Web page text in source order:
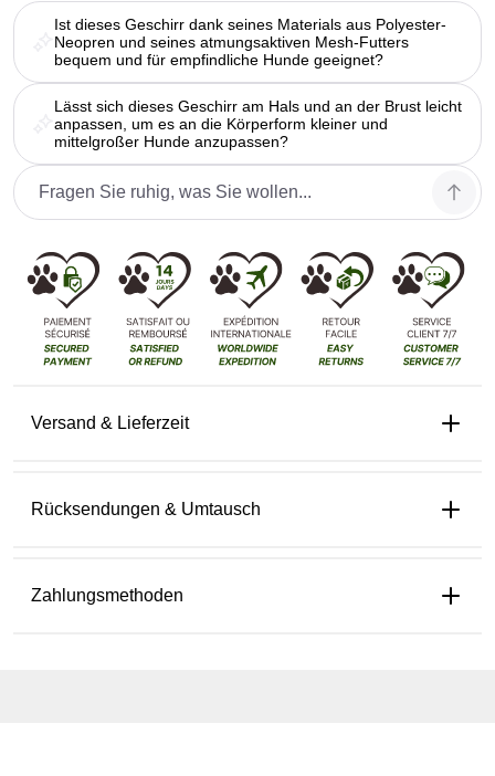
Ist dieses Geschirr dank seines Materials aus Polyester-
Neopren und seines atmungsaktiven Mesh-Futters
bequem und für empfindliche Hunde geeignet?
Lässt sich dieses Geschirr am Hals und an der Brust leicht
anpassen, um es an die Körperform kleiner und
mittelgroßer Hunde anzupassen?
Versand & Lieferzeit
Rücksendungen & Umtausch
Zahlungsmethoden